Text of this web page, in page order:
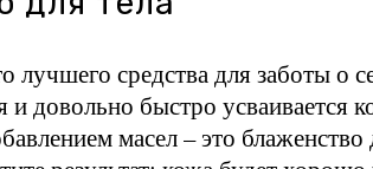
лучшего средства для заботы о
и довольно быстро усваивается
масел – это блаженство